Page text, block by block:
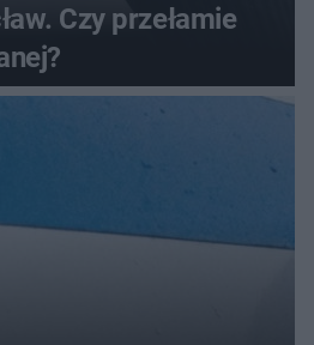
Czy przełamie